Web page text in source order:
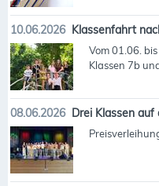
10.06.2026 Klassenfahrt
Vom 01.06.
Klassen 7b
08.06.2026 Drei Klassen